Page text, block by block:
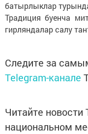
батырлыклар
Традиция буенча
гирляндалар салу
Следите за
Telegram-канале
Читайте новости
национальном